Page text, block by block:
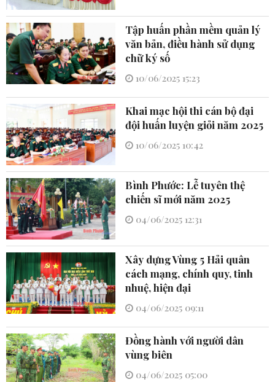
Tập huấn phần mềm quản lý
văn bản, điều hành sử dụng
chữ ký số
10/06/2025 15:23
Khai mạc hội thi cán bộ đại
đội huấn luyện giỏi năm 2025
10/06/2025 10:42
Bình Phước: Lễ tuyên thệ
chiến sĩ mới năm 2025
04/06/2025 12:31
Xây dựng Vùng 5 Hải quân
cách mạng, chính quy, tinh
nhuệ, hiện đại
04/06/2025 09:11
Đồng hành với người dân
vùng biên
04/06/2025 05:00